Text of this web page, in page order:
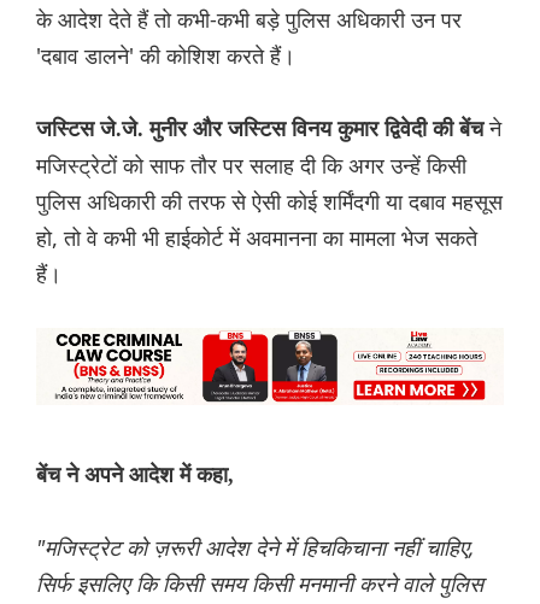
के आदेश देते हैं तो कभी-कभी बड़े पुलिस अधिकारी उन पर
'दबाव डालने' की कोशिश करते हैं।
जस्टिस जे.जे. मुनीर और जस्टिस विनय कुमार द्विवेदी की बेंचने
मजिस्ट्रेटों को साफ तौर पर सलाह दी कि अगर उन्हें किसी
पुलिस अधिकारी की तरफ से ऐसी कोई शर्मिंदगी या दबाव महसूस
हो, तो वे कभी भी हाईकोर्ट में अवमानना ​​का मामला भेज सकते
हैं।
बेंच ने अपने आदेश में कहा,
"मजिस्ट्रेट को ज़रूरी आदेश देने में हिचकिचाना नहीं चाहिए,
सिर्फ इसलिए कि किसी समय किसी मनमानी करने वाले पुलिस